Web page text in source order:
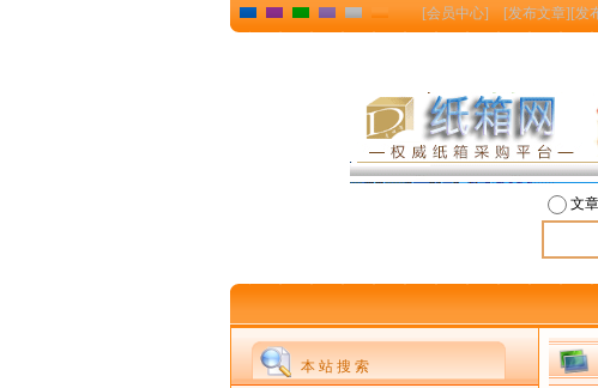
[会员中心] [发布文章][发
文章
本 站 搜 索